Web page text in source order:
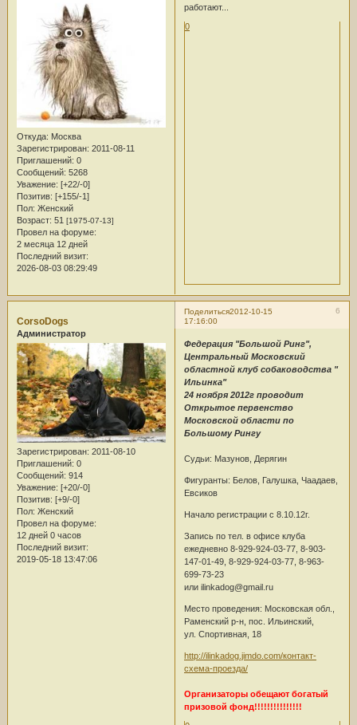
Откуда: Москва
Зарегистрирован: 2011-08-11
Приглашений: 0
Сообщений: 5268
Уважение: [+22/-0]
Позитив: [+155/-1]
Пол: Женский
Возраст: 51 [1975-07-13]
Провел на форуме:
2 месяца 12 дней
Последний визит:
2026-08-03 08:29:49
работают...
0
Поделиться 6
2012-10-15
17:16:00
CorsoDogs
Администратор
Зарегистрирован: 2011-08-10
Приглашений: 0
Сообщений: 914
Уважение: [+20/-0]
Позитив: [+9/-0]
Пол: Женский
Провел на форуме:
12 дней 0 часов
Последний визит:
2019-05-18 13:47:06
Федерация "Большой Ринг",
Центральный Московский
областной клуб собаководства "
Ильинка"
24 ноября 2012г проводит
Открытое первенство
Московской области по
Большому Рингу
Судьи: Мазунов, Дерягин
Фигуранты: Белов, Галушка, Чаадаев,
Евсиков
Начало регистрации с 8.10.12г.
Запись по тел. в офисе клуба
ежедневно 8-929-924-03-77, 8-903-
147-01-49, 8-929-924-03-77, 8-963-
699-73-23
или ilinkadog@gmail.ru
Место проведения: Московская обл.,
Раменский р-н, пос. Ильинский,
ул. Спортивная, 18
http://ilinkadog.jimdo.com/контакт-
схема-проезда/
Организаторы обещают богатый
призовой фонд!!!!!!!!!!!!!!!